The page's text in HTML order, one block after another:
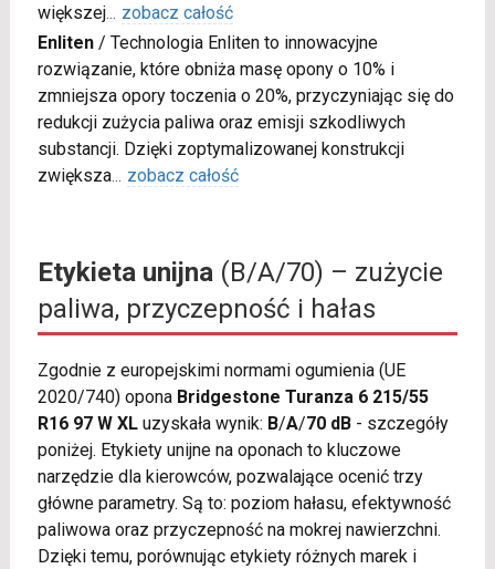
większej... zobacz całość
Enliten/ Technologia Enliten to innowacyjne
rozwiązanie, które obniża masę opony o 10% i
zmniejsza opory toczenia o 20%, przyczyniając się do
redukcji zużycia paliwa oraz emisji szkodliwych
substancji. Dzięki zoptymalizowanej konstrukcji
zwiększa... zobacz całość
Etykieta unijna(B/A/70) – zużycie
paliwa, przyczepność i hałas
Zgodnie z europejskimi normami ogumienia (UE
2020/740) opona Bridgestone Turanza 6 215/55
R16 97 W XLuzyskała wynik: B/A/70 dB- szczegóły
poniżej. Etykiety unijne na oponach to kluczowe
narzędzie dla kierowców, pozwalające ocenić trzy
główne parametry. Są to: poziom hałasu, efektywność
paliwowa oraz przyczepność na mokrej nawierzchni.
Dzięki temu, porównując etykiety różnych marek i